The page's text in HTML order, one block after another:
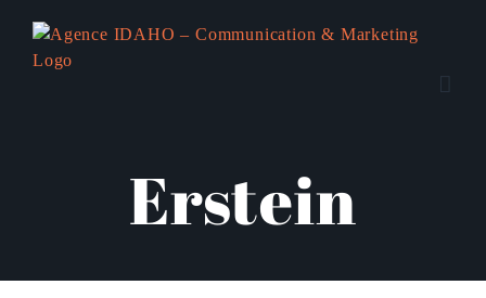
contenu
Erstein